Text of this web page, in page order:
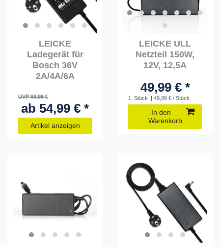
LEICKE
Ladegerät für
Bosch 36V
2A/4A/6A
UVP 69,99 €
ab 54,99 € *
Artikel anzeigen
LEICKE ULL
Netzteil 150W,
12V, 12,5A
49,99 € *
1 Stück | 49,99 € / Stück
In den
Warenkorb